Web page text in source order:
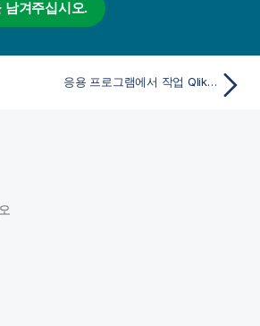
남겨주십시오.
응용 프로그램에서 작업 Qlik Answers